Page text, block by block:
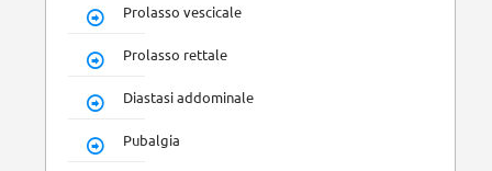
Prolasso vescicale
Prolasso rettale
Diastasi addominale
Pubalgia